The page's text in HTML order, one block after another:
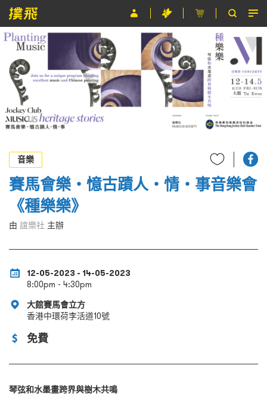
節目
主辦單位
關於撲飛
條款及細則
EN
音樂
賽馬會樂・憶古蹟人・情・事音樂會
《種樂樂》
由 誼樂社 主辦
12-05-2023 - 14-05-2023
8:00pm - 4:30pm
大館賽馬會立方
香港中環荷李活道10號
免費
琴弦和水墨畫跨界與樹木共鳴